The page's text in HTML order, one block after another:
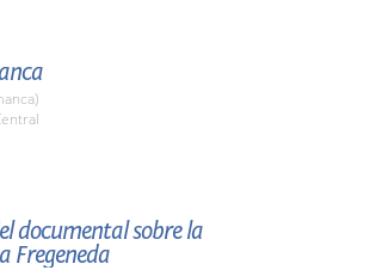
documental sobre la
Fregeneda